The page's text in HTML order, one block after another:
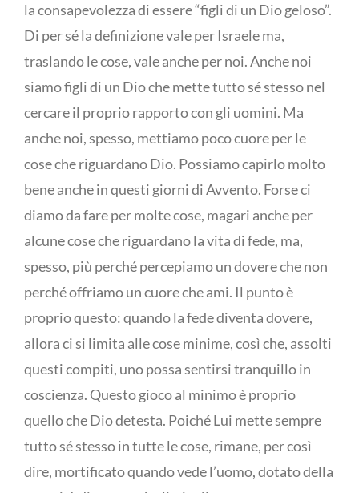
la consapevolezza di essere “figli di un Dio geloso”.
Di per sé la definizione vale per Israele ma,
traslando le cose, vale anche per noi. Anche noi
siamo figli di un Dio che mette tutto sé stesso nel
cercare il proprio rapporto con gli uomini. Ma
anche noi, spesso, mettiamo poco cuore per le
cose che riguardano Dio. Possiamo capirlo molto
bene anche in questi giorni di Avvento. Forse ci
diamo da fare per molte cose, magari anche per
alcune cose che riguardano la vita di fede, ma,
spesso, più perché percepiamo un dovere che non
perché offriamo un cuore che ami. Il punto è
proprio questo: quando la fede diventa dovere,
allora ci si limita alle cose minime, così che, assolti
questi compiti, uno possa sentirsi tranquillo in
coscienza. Questo gioco al minimo è proprio
quello che Dio detesta. Poiché Lui mette sempre
tutto sé stesso in tutte le cose, rimane, per così
dire, mortificato quando vede l’uomo, dotato della